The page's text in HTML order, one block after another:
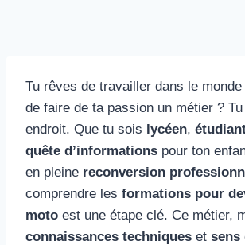
Tu rêves de travailler dans le
de faire de ta passion un métier ?
endroit. Que tu sois lycéen,
quête d’informations pour ton
en pleine reconversion
comprendre les formations pour
moto est une étape clé. Ce métier,
connaissances techniques et sens